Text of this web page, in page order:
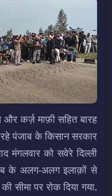
और कर्ज़ माफ़ी सहित बारह
पंजाब के किसान सरकार
मंगलवार को सवेरे दिल्ली
के अलग-अलग इलाक़ों से
सीमा पर रोकदिया गया.